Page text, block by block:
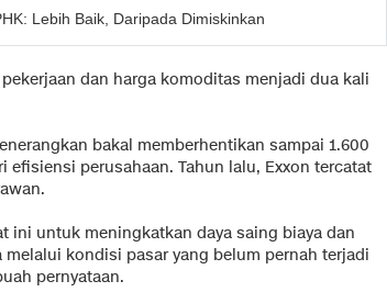
Lebih Baik, Daripada Dimiskinkan
dan harga komoditas menjadi dua kali
bakal memberhentikan sampai 1.600
efisiensi perusahaan. Tahun lalu, Exxon tercatat
ini untuk meningkatkan daya saing biaya dan
kondisi pasar yang belum pernah terjadi
pernyataan.